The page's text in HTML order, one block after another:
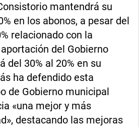
mantendrá su
en los abonos, a pesar del
relacionado con la
del Gobierno
del 30% al 20% en su
ha defendido esta
de Gobierno municipal
«una mejor y más
destacando las mejoras